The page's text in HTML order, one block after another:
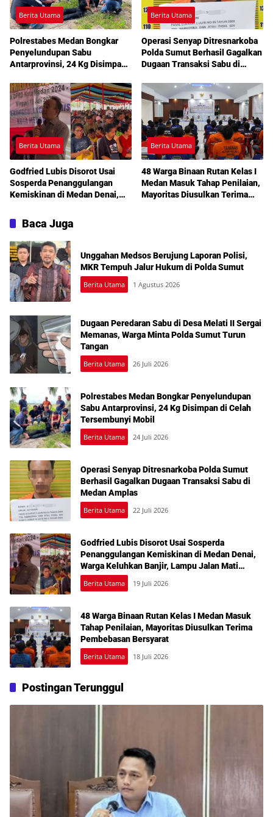
Berita Utama
Polrestabes Medan Bongkar
Penyelundupan Sabu
Antarprovinsi, 24 Kg Disimpan
Berita Utama
Operasi Senyap Ditresnarkoba
Polda Sumut Berhasil Gagalkan
Dugaan Transaksi Sabu di
Berita Utama
Godfried Lubis Disorot Usai
Sosperda Penanggulangan
Kemiskinan di Medan Denai,
Jalan Mati hingga Sulit Akses
Bantuan
Berita Utama
48 Warga Binaan Rutan Kelas I
Medan Masuk Tahap Penilaian,
Mayoritas Diusulkan Terima
Baca Juga
Unggahan Medsos Berujung Laporan Polisi,
MKR Tempuh Jalur Hukum di Polda Sumut
Berita Utama 1 Agustus 2026
Dugaan Peredaran Sabu di Desa Melati II Sergai
Memanas, Warga Minta Polda Sumut Turun
Tangan
Berita Utama 26 Juli 2026
Polrestabes Medan Bongkar Penyelundupan
Sabu Antarprovinsi, 24 Kg Disimpan di Celah
Tersembunyi Mobil
Berita Utama 24 Juli 2026
Operasi Senyap Ditresnarkoba Polda Sumut
Berhasil Gagalkan Dugaan Transaksi Sabu di
Medan Amplas
Berita Utama 22 Juli 2026
Godfried Lubis Disorot Usai Sosperda
Penanggulangan Kemiskinan di Medan Denai,
Warga Keluhkan Banjir, Lampu Jalan Mati
hingga Sulit Akses Bantuan
Berita Utama 19 Juli 2026
48 Warga Binaan Rutan Kelas I Medan Masuk
Tahap Penilaian, Mayoritas Diusulkan Terima
Pembebasan Bersyarat
Berita Utama 18 Juli 2026
Postingan Terunggul